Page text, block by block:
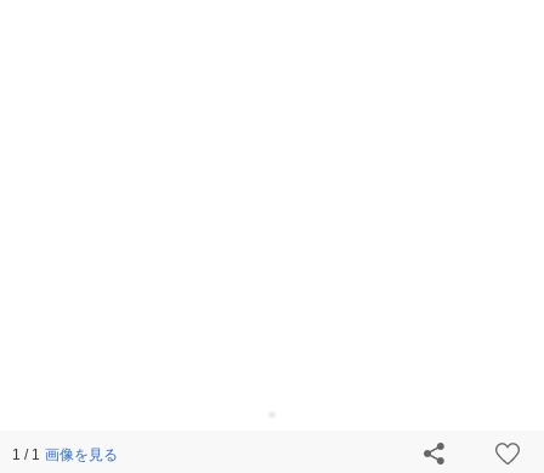
1 / 1 画像を見る